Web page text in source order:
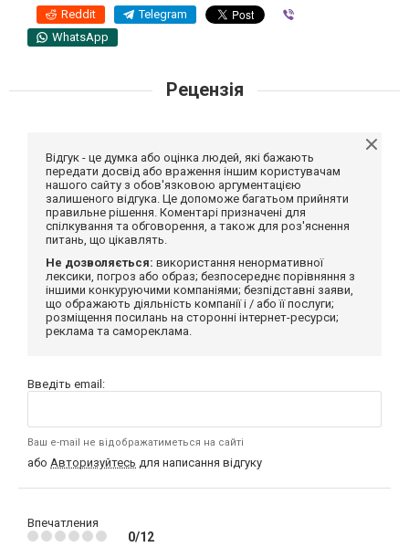
Reddit Telegram
WhatsApp
Рецензія
Відгук - це думка або оцінка людей, які бажають
передати досвід або враження іншим користувачам
нашого сайту з обов'язковою аргументацією
залишеного відгука. Це допоможе багатьом прийняти
правильне рішення. Коментарі призначені для
спілкування та обговорення, а також для роз'яснення
питань, що цікавлять.
Не дозволяється: використання ненормативної
лексики, погроз або образ; безпосереднє порівняння з
іншими конкуруючими компаніями; безпідставні заяви,
що ображають діяльність компанії і / або її послуги;
розміщення посилань на сторонні інтернет-ресурси;
реклама та самореклама.
Введіть email:
Ваш e-mail не відображатиметься на сайті
або Авторизуйтесь для написання відгуку
Впечатления
0/12